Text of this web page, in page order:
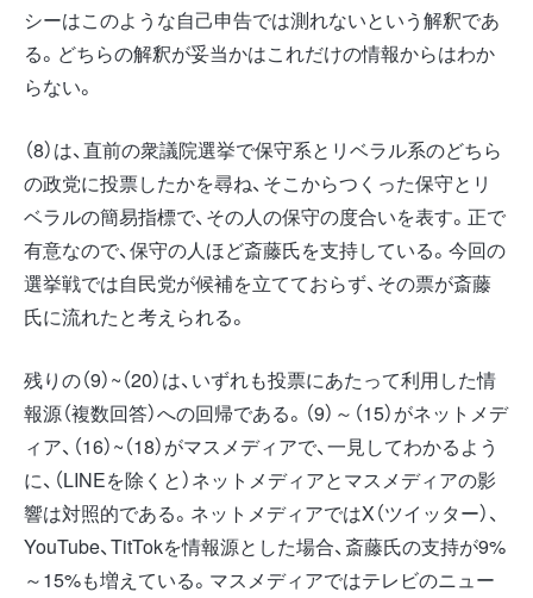
シーはこのような自己申告では測れないという解釈であ
る。どちらの解釈が妥当かはこれだけの情報からはわか
らない。
（8）は、直前の衆議院選挙で保守系とリベラル系のどちら
の政党に投票したかを尋ね、そこからつくった保守とリ
ベラルの簡易指標で、その人の保守の度合いを表す。正で
有意なので、保守の人ほど斎藤氏を支持している。今回の
選挙戦では自民党が候補を立てておらず、その票が斎藤
氏に流れたと考えられる。
残りの（9）~（20）は、いずれも投票にあたって利用した情
報源（複数回答）への回帰である。（9）～（15）がネットメデ
ィア、（16）~（18）がマスメディアで、一見してわかるよう
に、（LINEを除くと）ネットメディアとマスメディアの影
響は対照的である。ネットメディアではX（ツイッター）、
YouTube、TitTokを情報源とした場合、斎藤氏の支持が9%
～15%も増えている。マスメディアではテレビのニュー